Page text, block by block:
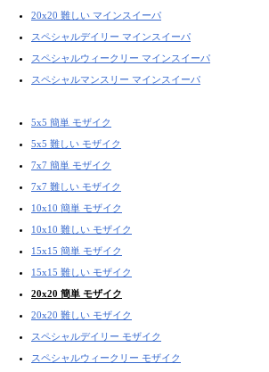
20x20 難しい マインスイーパ
スペシャルデイリー マインスイーパ
スペシャルウィークリー マインスイーパ
スペシャルマンスリー マインスイーパ
5x5 簡単 モザイク
5x5 難しい モザイク
7x7 簡単 モザイク
7x7 難しい モザイク
10x10 簡単 モザイク
10x10 難しい モザイク
15x15 簡単 モザイク
15x15 難しい モザイク
20x20 簡単 モザイク
20x20 難しい モザイク
スペシャルデイリー モザイク
スペシャルウィークリー モザイク